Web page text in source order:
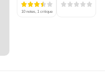
10 notes, 1 critique